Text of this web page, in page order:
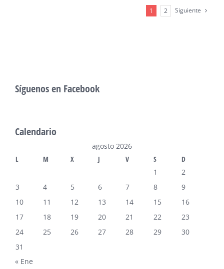
1 2 Siguiente
Síguenos en Facebook
Calendario
agosto 2026
L
M X J V S
D
1
2
3
4 5 6 7 8
9
10
11 12 13 14 15
16
17
18 19 20 21 22
23
24
25 26 27 28 29
30
31
« Ene